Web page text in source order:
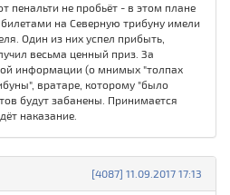
пенальти не пробьёт - в этом плане
на Северную трибуну имели
Один из них успел прибыть,
весьма ценный приз. За
информации (о мнимых "толпах
вратаре, которому "было
будут забанены. Принимается
наказание.
[4087] 11.09.2017 17:13